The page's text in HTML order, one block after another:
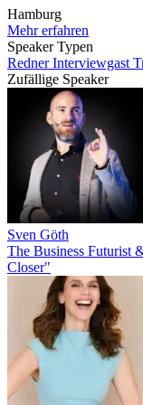
Hamburg
Mehr erfahren
Speaker Typen
RednerInterviewgast
Zufällige Speaker
Sven Göth
The Business Futurist
Closer"